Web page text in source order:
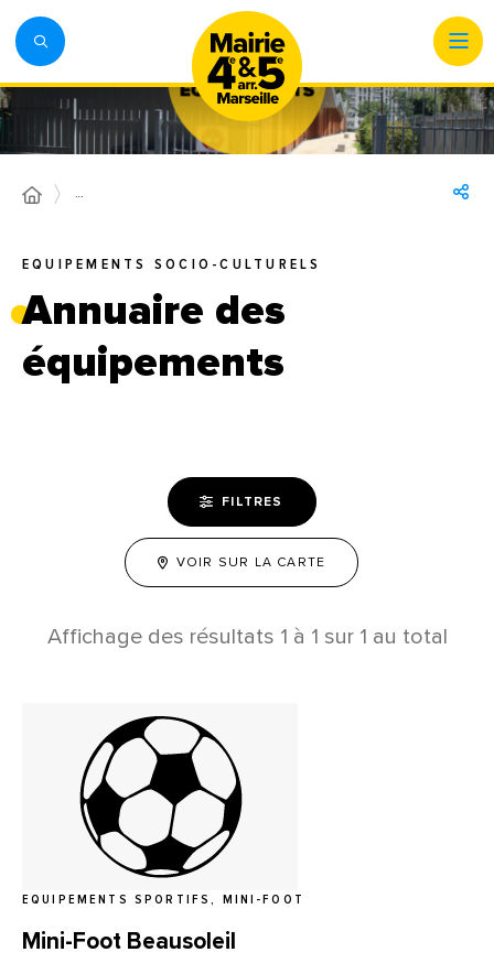
…
EQUIPEMENTS SOCIO-CULTURELS
Annuaire des
équipements
FILTRES
VOIR SUR LA CARTE
Affichage des résultats 1 à 1 sur 1 au total
EQUIPEMENTS SPORTIFS, MINI-FOOT
Mini-Foot Beausoleil